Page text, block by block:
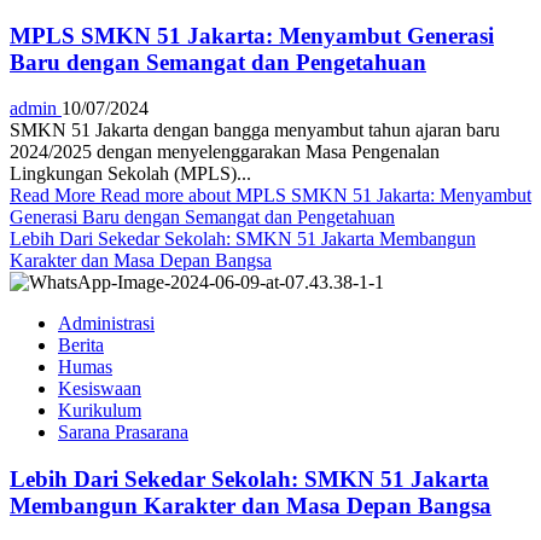
MPLS SMKN 51 Jakarta: Menyambut Generasi
Baru dengan Semangat dan Pengetahuan
admin 10/07/2024
SMKN 51 Jakarta dengan bangga menyambut tahun ajaran baru
2024/2025 dengan menyelenggarakan Masa Pengenalan
Lingkungan Sekolah (MPLS)...
Read More Read more about MPLS SMKN 51 Jakarta: Menyambut
Generasi Baru dengan Semangat dan Pengetahuan
Lebih Dari Sekedar Sekolah: SMKN 51 Jakarta Membangun
Karakter dan Masa Depan Bangsa
Administrasi
Berita
Humas
Kesiswaan
Kurikulum
Sarana Prasarana
Lebih Dari Sekedar Sekolah: SMKN 51 Jakarta
Membangun Karakter dan Masa Depan Bangsa